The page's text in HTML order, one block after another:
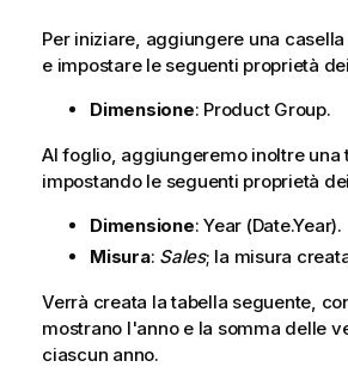
Per iniziare, aggiungere una
e impostare le seguenti proprietà
Dimensione: Product Group.
Al foglio, aggiungeremo inoltre una
impostando le seguenti proprietà
Dimensione: Year (Date.Year).
Misura: Sales; la misura
Verrà creata la tabella seguente,
mostrano l'anno e la somma delle
ciascun anno.